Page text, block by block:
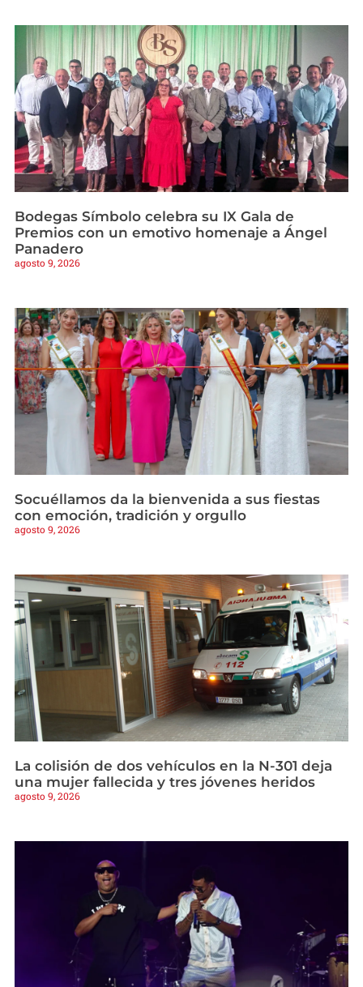
Bodegas Símbolo celebra su IX Gala de
Premios con un emotivo homenaje a Ángel
Panadero
agosto 9, 2026
Socuéllamos da la bienvenida a sus fiestas
con emoción, tradición y orgullo
agosto 9, 2026
La colisión de dos vehículos en la N-301 deja
una mujer fallecida y tres jóvenes heridos
agosto 9, 2026